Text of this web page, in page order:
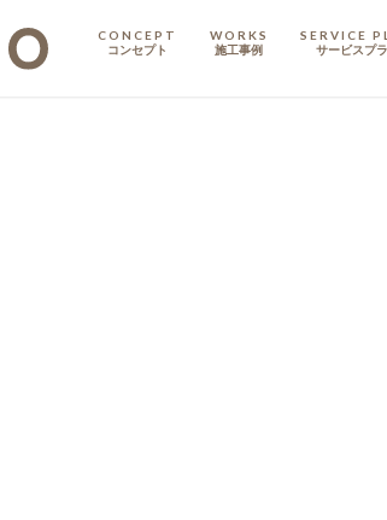
CONCEPT
コンセプト
WORKS
施工事例
SERVICE
サービスプ